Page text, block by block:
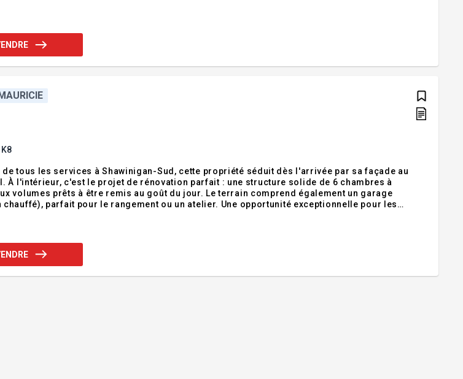
de tous les services à Shawinigan-Sud, cette propriété séduit dès l'arrivée par sa façade au
À l'intérieur, c'est le projet de rénovation parfait : une structure solide de 6 chambres à
à être remis au goût du jour. Le terrain comprend également un garage
parfait pour le rangement ou un atelier. Une opportunité exceptionnelle pour les